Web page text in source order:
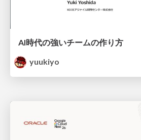
AI時代の強いチームの作り方
yuukiyo